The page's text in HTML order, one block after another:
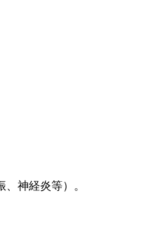
神経炎等）。